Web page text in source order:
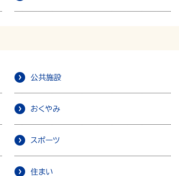
公共施設
おくやみ
スポーツ
住まい